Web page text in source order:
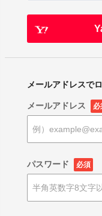
メールアドレスで
メールアドレス 必
パスワード 必須